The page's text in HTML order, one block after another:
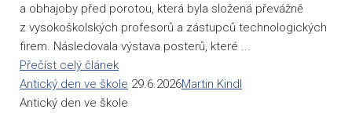
a obhajoby před porotou, která byla složená převážně
z vysokoškolských profesorů a zástupců technologických
firem. Následovala výstava posterů, které ...
Přečíst celý článek
Antický den ve škole 29.6.2026Martin Kindl
Antický den ve škole